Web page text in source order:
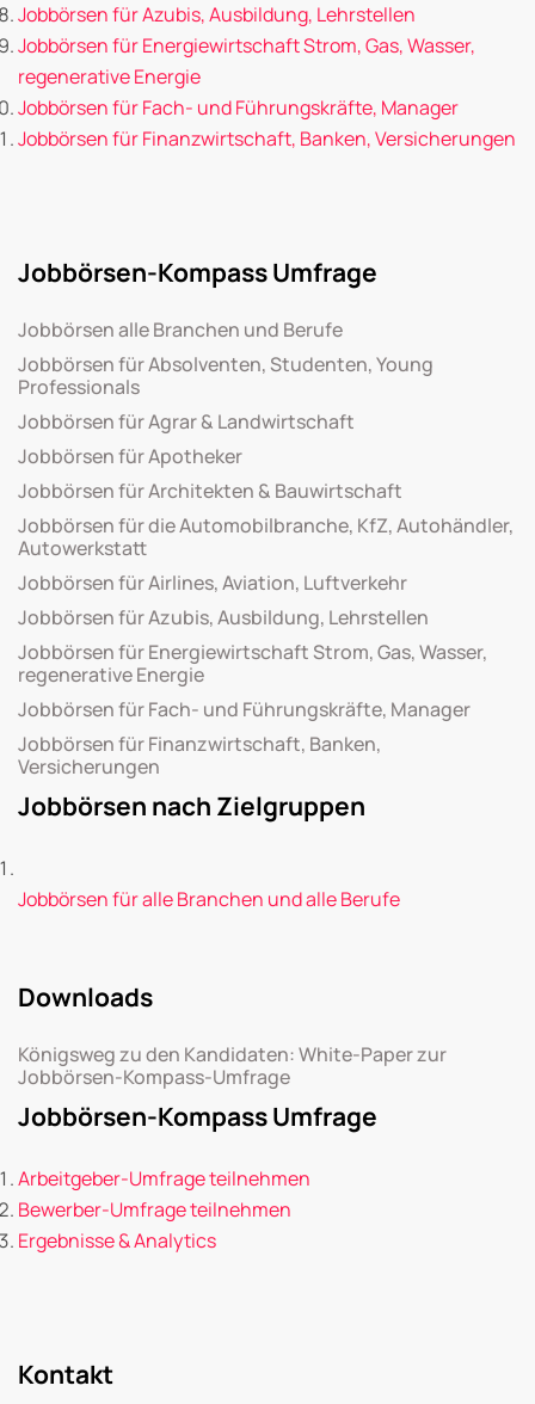
Jobbörsen für Azubis, Ausbildung, Lehrstellen
Jobbörsen für Energiewirtschaft Strom, Gas, Wasser,
regenerative Energie
Jobbörsen für Fach- und Führungskräfte, Manager
Jobbörsen für Finanzwirtschaft, Banken, Versicherungen
Jobbörsen-Kompass Umfrage
Jobbörsen alle Branchen und Berufe
Jobbörsen für Absolventen, Studenten, Young
Professionals
Jobbörsen für Agrar & Landwirtschaft
Jobbörsen für Apotheker
Jobbörsen für Architekten & Bauwirtschaft
Jobbörsen für die Automobilbranche, KfZ, Autohändler,
Autowerkstatt
Jobbörsen für Airlines, Aviation, Luftverkehr
Jobbörsen für Azubis, Ausbildung, Lehrstellen
Jobbörsen für Energiewirtschaft Strom, Gas, Wasser,
regenerative Energie
Jobbörsen für Fach- und Führungskräfte, Manager
Jobbörsen für Finanzwirtschaft, Banken,
Versicherungen
Jobbörsen nach Zielgruppen
Jobbörsen für alle Branchen und alle Berufe
Downloads
Königsweg zu den Kandidaten: White-Paper zur
Jobbörsen-Kompass-Umfrage
Jobbörsen-Kompass Umfrage
Arbeitgeber-Umfrage teilnehmen
Bewerber-Umfrage teilnehmen
Ergebnisse & Analytics
Kontakt